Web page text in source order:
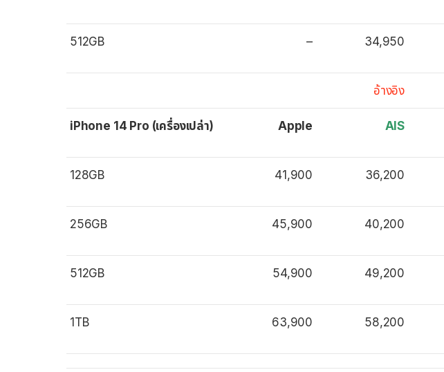
512GB – 34,950
อ้างอิง
iPhone 14 Pro (เครื่องเปล่า) Apple AIS
128GB 41,900 36,200
256GB 45,900 40,200
512GB 54,900 49,200
1TB 63,900 58,200